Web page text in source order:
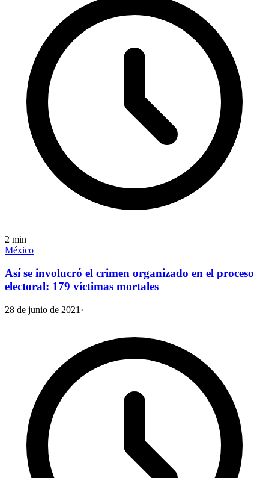
2 min
México
Así se involucró el crimen organizado en el proceso
electoral: 179 víctimas mortales
28 de junio de 2021 ·